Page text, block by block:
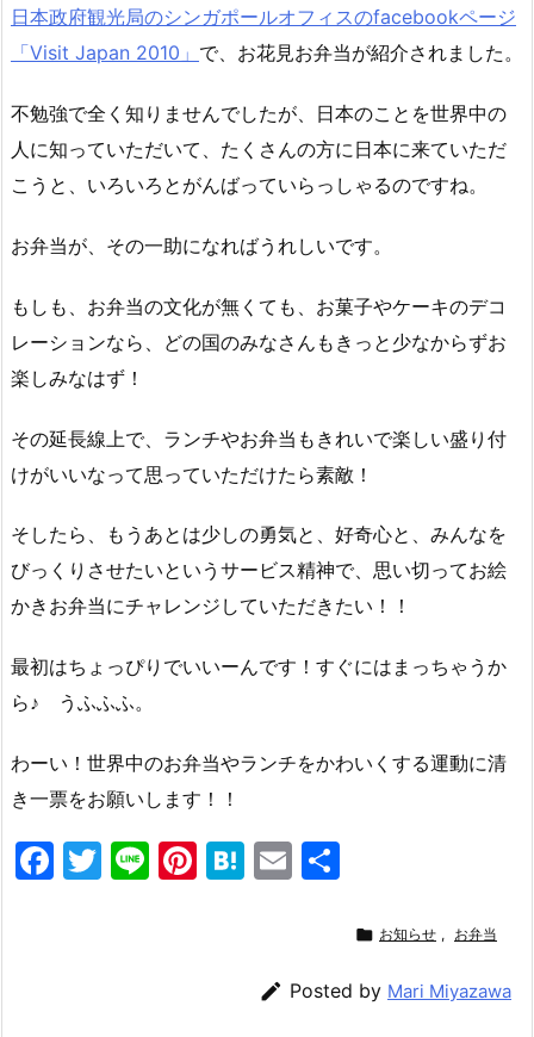
日本政府観光局のシンガポールオフィスのfacebookページ
「Visit Japan 2010」 で、お花見お弁当が紹介されました。
不勉強で全く知りませんでしたが、日本のことを世界中の
人に知っていただいて、たくさんの方に日本に来ていただ
こうと、いろいろとがんばっていらっしゃるのですね。
お弁当が、その一助になればうれしいです。
もしも、お弁当の文化が無くても、お菓子やケーキのデコ
レーションなら、どの国のみなさんもきっと少なからずお
楽しみなはず！
その延長線上で、ランチやお弁当もきれいで楽しい盛り付
けがいいなって思っていただけたら素敵！
そしたら、もうあとは少しの勇気と、好奇心と、みんなを
びっくりさせたいというサービス精神で、思い切ってお絵
かきお弁当にチャレンジしていただきたい！！
最初はちょっぴりでいいーんです！すぐにはまっちゃうか
ら♪ うふふふ。
わーい！世界中のお弁当やランチをかわいくする運動に清
き一票をお願いします！！
F
T
Li Pi H
a
E
l
 お知らせ , お弁当
 Posted by Mari Miyazawa